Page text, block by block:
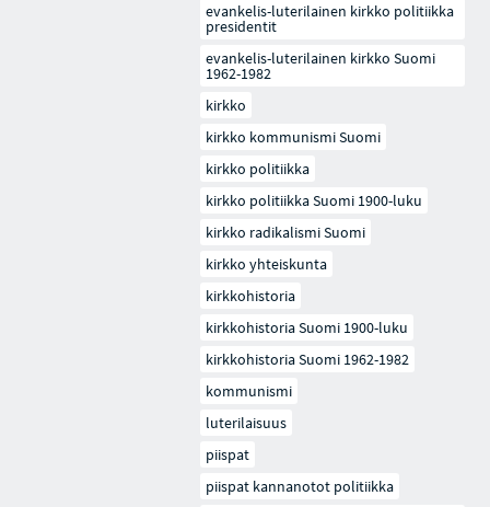
evankelis-luterilainen kirkko politiikka
presidentit
evankelis-luterilainen kirkko Suomi
1962-1982
kirkko
kirkko kommunismi Suomi
kirkko politiikka
kirkko politiikka Suomi 1900-luku
kirkko radikalismi Suomi
kirkko yhteiskunta
kirkkohistoria
kirkkohistoria Suomi 1900-luku
kirkkohistoria Suomi 1962-1982
kommunismi
luterilaisuus
piispat
piispat kannanotot politiikka